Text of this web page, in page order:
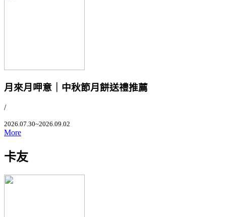
月來月呷意｜中秋節月餅送禮推薦
/
2026.07.30~2026.09.02
More
卡友